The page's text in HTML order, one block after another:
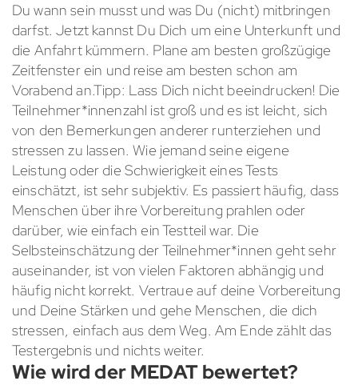
Du wann sein musst und was Du (nicht) mitbringen
darfst. Jetzt kannst Du Dich um eine Unterkunft und
die Anfahrt kümmern. Plane am besten großzügige
Zeitfenster ein und reise am besten schon am
Vorabend an.Tipp: Lass Dich nicht beeindrucken! Die
Teilnehmer*innenzahl ist groß und es ist leicht, sich
von den Bemerkungen anderer runterziehen und
stressen zu lassen. Wie jemand seine eigene
Leistung oder die Schwierigkeit eines Tests
einschätzt, ist sehr subjektiv. Es passiert häufig, dass
Menschen über ihre Vorbereitung prahlen oder
darüber, wie einfach ein Testteil war. Die
Selbsteinschätzung der Teilnehmer*innen geht sehr
auseinander, ist von vielen Faktoren abhängig und
häufig nicht korrekt. Vertraue auf deine Vorbereitung
und Deine Stärken und gehe Menschen, die dich
stressen, einfach aus dem Weg. Am Ende zählt das
Testergebnis und nichts weiter.
Wie wird der MEDAT bewertet?